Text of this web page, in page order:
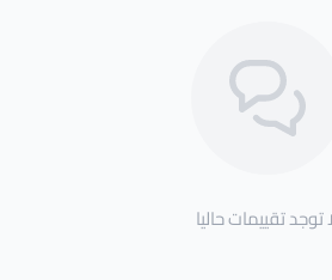
توجد تقييمات حاليا